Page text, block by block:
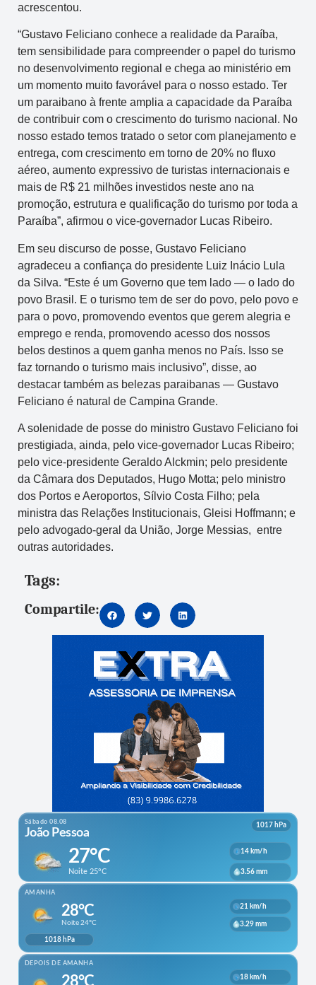
acrescentou.
“Gustavo Feliciano conhece a realidade da Paraíba,
tem sensibilidade para compreender o papel do turismo
no desenvolvimento regional e chega ao ministério em
um momento muito favorável para o nosso estado. Ter
um paraibano à frente amplia a capacidade da Paraíba
de contribuir com o crescimento do turismo nacional. No
nosso estado temos tratado o setor com planejamento e
entrega, com crescimento em torno de 20% no fluxo
aéreo, aumento expressivo de turistas internacionais e
mais de R$ 21 milhões investidos neste ano na
promoção, estrutura e qualificação do turismo por toda a
Paraíba”, afirmou o vice-governador Lucas Ribeiro.
Em seu discurso de posse, Gustavo Feliciano
agradeceu a confiança do presidente Luiz Inácio Lula
da Silva. “Este é um Governo que tem lado — o lado do
povo Brasil. E o turismo tem de ser do povo, pelo povo e
para o povo, promovendo eventos que gerem alegria e
emprego e renda, promovendo acesso dos nossos
belos destinos a quem ganha menos no País. Isso se
faz tornando o turismo mais inclusivo”, disse, ao
destacar também as belezas paraibanas — Gustavo
Feliciano é natural de Campina Grande.
A solenidade de posse do ministro Gustavo Feliciano foi
prestigiada, ainda, pelo vice-governador Lucas Ribeiro;
pelo vice-presidente Geraldo Alckmin; pelo presidente
da Câmara dos Deputados, Hugo Motta; pelo ministro
dos Portos e Aeroportos, Sílvio Costa Filho; pela
ministra das Relações Institucionais, Gleisi Hoffmann; e
pelo advogado-geral da União, Jorge Messias, entre
outras autoridades.
Tags:
Compartile: